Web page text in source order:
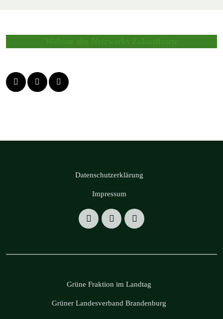
Datenschutzerklärung
Impressum
Grüne Fraktion im Landtag
Grüner Landesverband Brandenburg